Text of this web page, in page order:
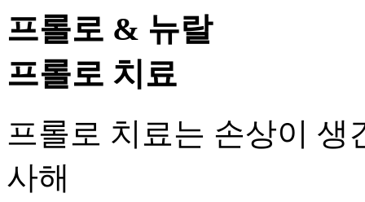
프롤로 & 뉴랄
프롤로 치료
프롤로 치료는 손상이 생
사해